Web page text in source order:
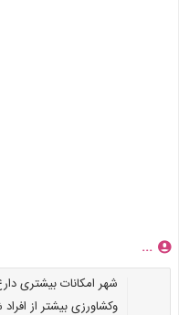
...
شهر امکانات بیشتری
وکشاورزی بیشتر از